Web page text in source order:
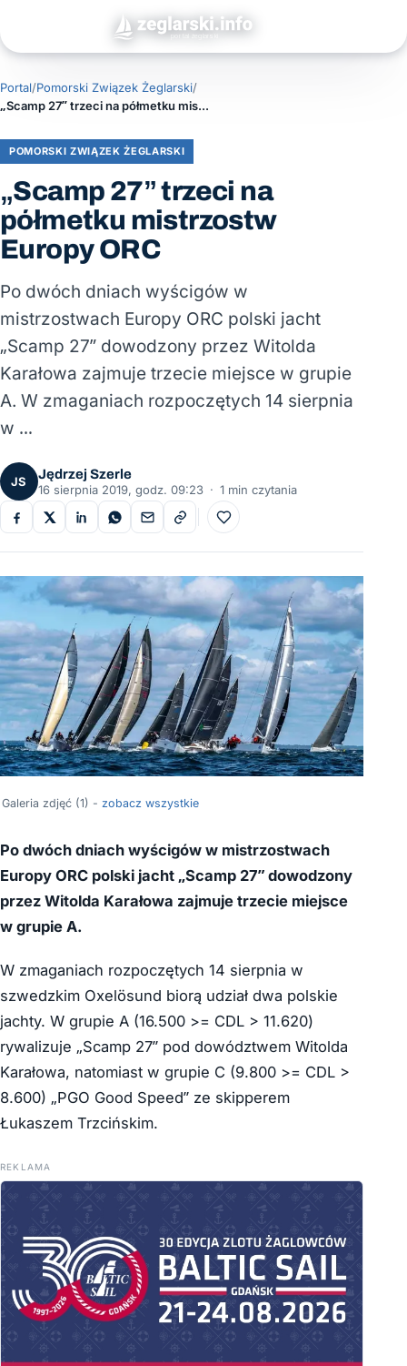
Portal/Pomorski Związek Żeglarski/
„Scamp 27” trzeci na półmetku mistrzostw Europy ORC
POMORSKI ZWIĄZEK ŻEGLARSKI
„Scamp 27” trzeci na
półmetku mistrzostw
Europy ORC
Po dwóch dniach wyścigów w
mistrzostwach Europy ORC polski jacht
„Scamp 27” dowodzony przez Witolda
Karałowa zajmuje trzecie miejsce w grupie
A. W zmaganiach rozpoczętych 14 sierpnia
w …
JS
Jędrzej Szerle
16 sierpnia 2019, godz. 09:23 · 1 min czytania
Do ulubionych
Galeria zdjęć (1) - zobacz wszystkie
Po dwóch dniach wyścigów w mistrzostwach
Europy ORC polski jacht „Scamp 27” dowodzony
przez Witolda Karałowa zajmuje trzecie miejsce
w grupie A.
W zmaganiach rozpoczętych 14 sierpnia w
szwedzkim Oxelösund biorą udział dwa polskie
jachty. W grupie A (16.500 >= CDL > 11.620)
rywalizuje „Scamp 27” pod dowództwem Witolda
Karałowa, natomiast w grupie C (9.800 >= CDL >
8.600) „PGO Good Speed” ze skipperem
Łukaszem Trzcińskim.
REKLAMA